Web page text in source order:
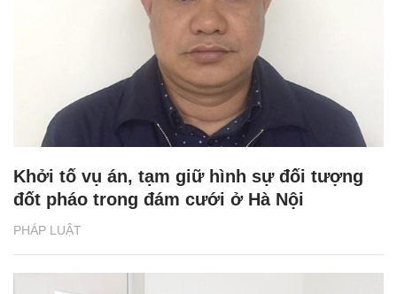
PHÁP LUẬT
Khởi tố vụ án, tạm giữ hình sự đối tượng
đốt pháo trong đám cưới ở Hà Nội